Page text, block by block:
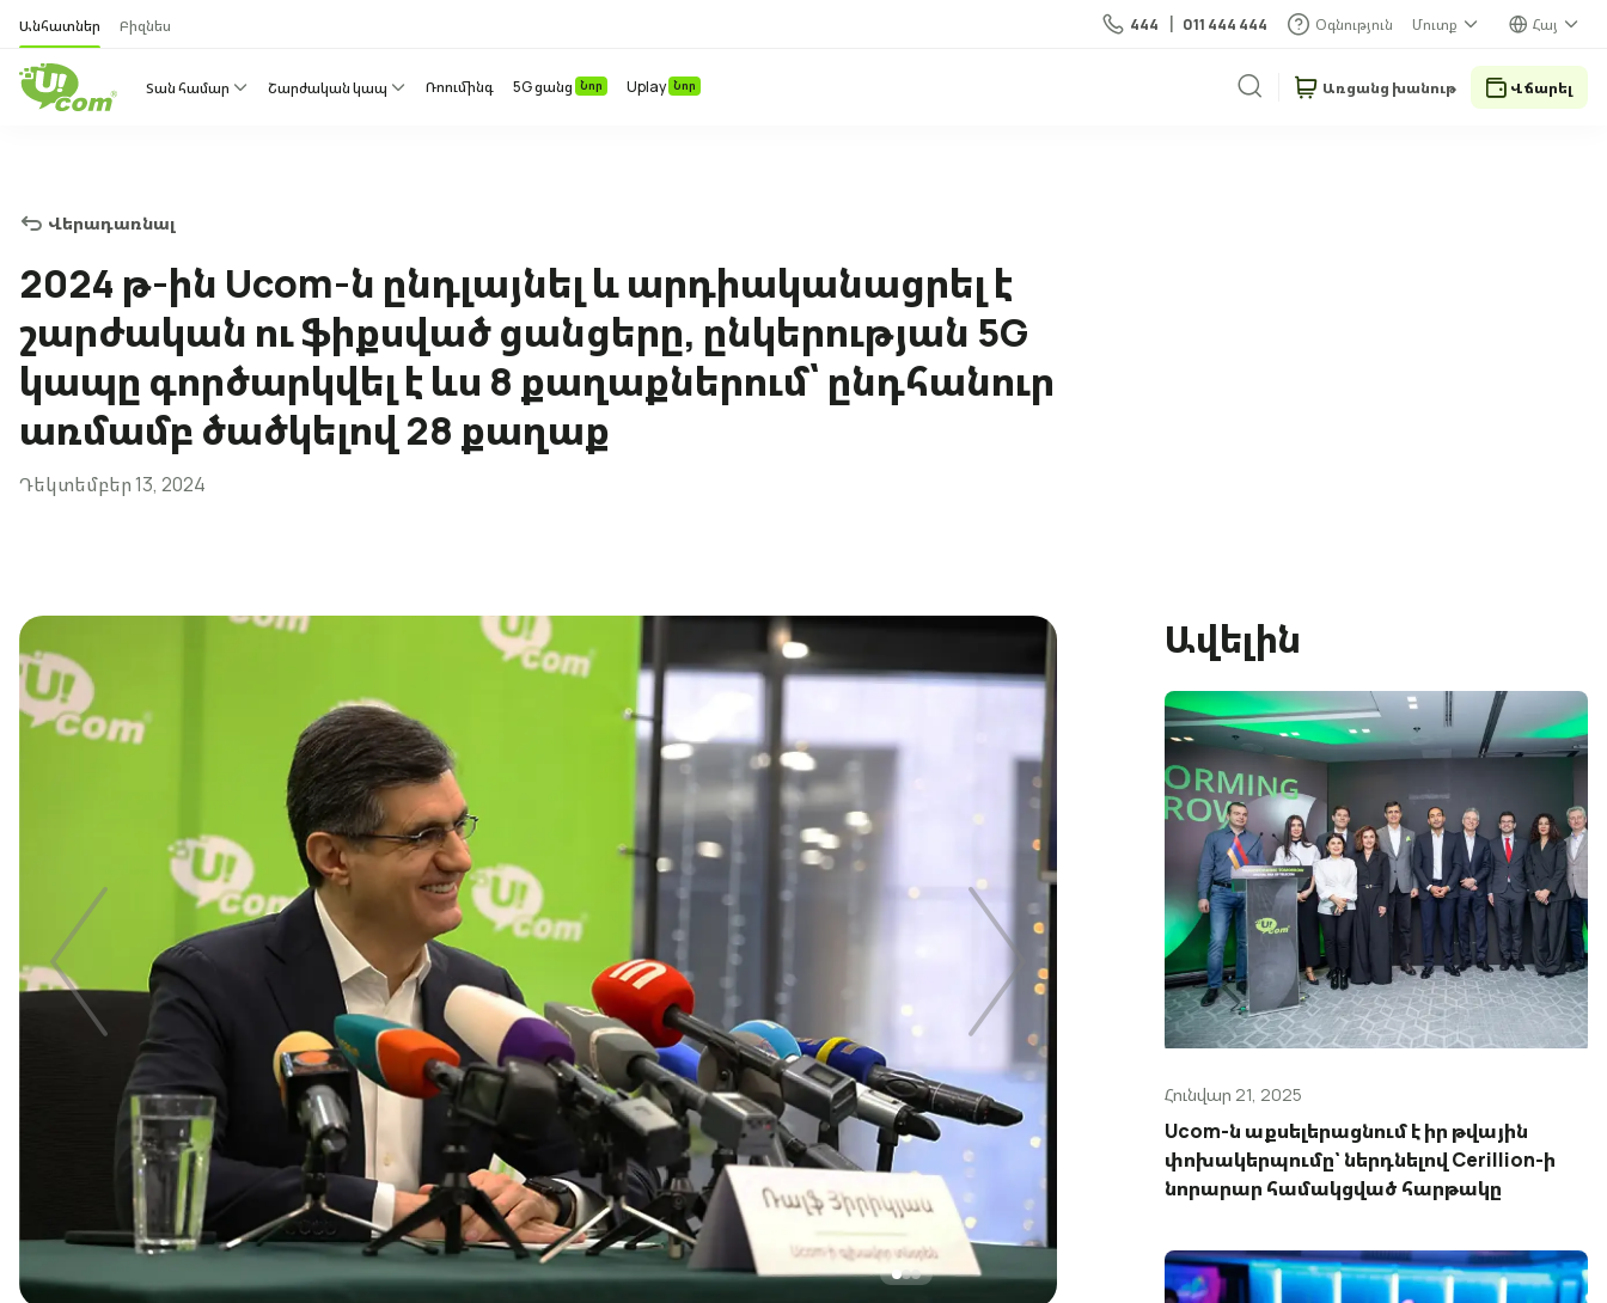
444 011 444 444 Օգնություն Հայ
Մուտք
Անհատներ Բիզնես
Տան համար Շարժական կապ Ռոումինգ 5G ցանց Նոր Uplay Նոր Առցանց խանութ Վճարել
Վերադառնալ
2024 թ-ին Ucom-ն ընդլայնել և արդիականացրել է
շարժական ու ֆիքսված ցանցերը, ընկերության 5G
կապը գործարկվել է ևս 8 քաղաքներում՝ ընդհանուր
առմամբ ծածկելով 28 քաղաք
Դեկտեմբեր 13, 2024
Ավելին
Հունվար 21, 2025
Ucom-ն աքսելերացնում է իր թվային
փոխակերպումը՝ ներդնելով Cerillion-ի
նորարար համակցված հարթակը